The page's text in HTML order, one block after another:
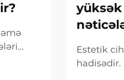
klinik
yüksək
Estetik
hadisədir.